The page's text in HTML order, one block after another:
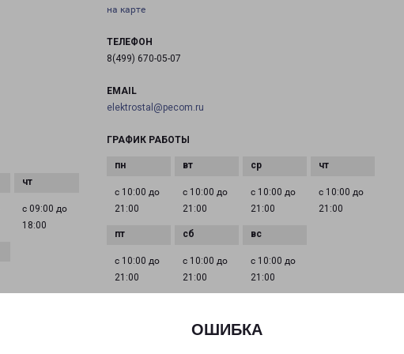
ОШИБКА
с 09:00 до
18:00
на карте
ТЕЛЕФОН
8(499) 670-05-07
EMAIL
elektrostal@pecom.ru
ГРАФИК РАБОТЫ
с 10:00 до
21:00
с 10:00 до
21:00
с 10:00 до
21:00
с 10:00 до
21:00
с 10:00 до
21:00
с 10:00 до
21:00
с 10:00 до
21:00